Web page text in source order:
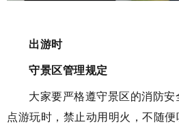
出游时
守景区管理规定
大家要严格遵守景区的消防
点游玩时，禁止动用明火，不随